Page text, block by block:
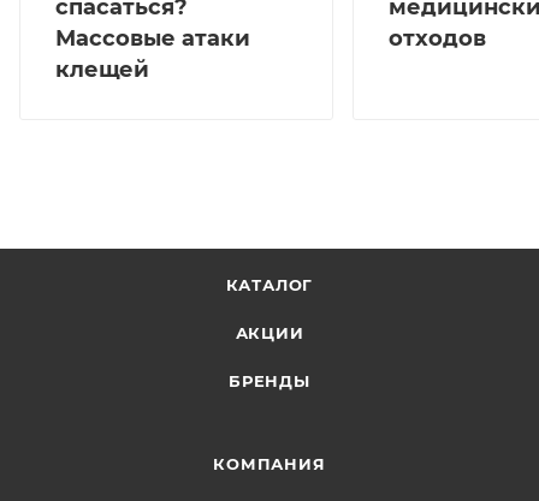
спасаться?
Массовые атаки
клещей
отходов
КАТАЛОГ
АКЦИИ
БРЕНДЫ
КОМПАНИЯ